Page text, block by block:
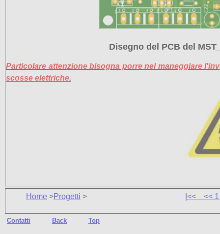
Disegno del PCB del
Particolare attenzione bisogna porre nel maneggiare
scosse elettriche.
Home >Progetti > |<< << 1
Contatti Back Top